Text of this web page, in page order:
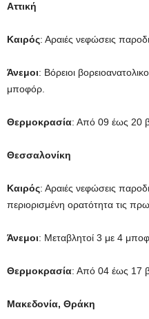
Αττική
Καιρός: Αραιές νεφώσεις
Άνεμοι: Βόρειοι
μποφόρ.
Θερμοκρασία: Από 09 έως 20
Θεσσαλονίκη
Καιρός: Αραιές νεφώσεις
περιορισμένη ορατότητα τις
Άνεμοι: Μεταβλητοί 3 με 4
Θερμοκρασία: Από 04 έως 17
Μακεδονία, Θράκη